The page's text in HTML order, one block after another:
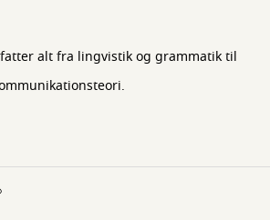
alt fra lingvistik og grammatik til